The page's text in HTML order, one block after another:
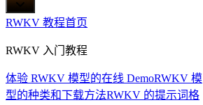
RWKV 教程首页
RWKV 入门教程
体验 RWKV 模型的在线 DemoRWKV 模
型的种类和下载方法RWKV 的提示词格